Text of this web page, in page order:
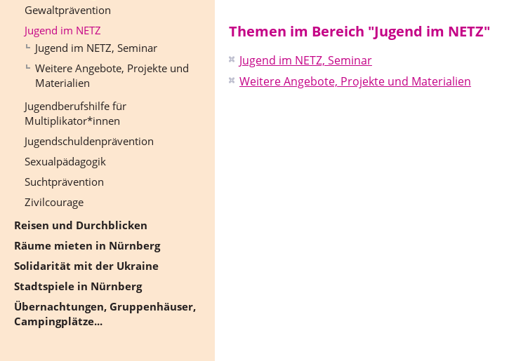
Gewaltprävention
Jugend im NETZ
Jugend im NETZ, Seminar
Weitere Angebote, Projekte und
Materialien
Jugendberufshilfe für
Multiplikator*innen
Jugendschuldenprävention
Sexualpädagogik
Suchtprävention
Zivilcourage
Reisen und Durchblicken
Räume mieten in Nürnberg
Solidarität mit der Ukraine
Stadtspiele in Nürnberg
Übernachtungen, Gruppenhäuser,
Campingplätze...
Themen im Bereich "Jugend im NETZ"
Jugend im NETZ, Seminar
Weitere Angebote, Projekte und Materialien